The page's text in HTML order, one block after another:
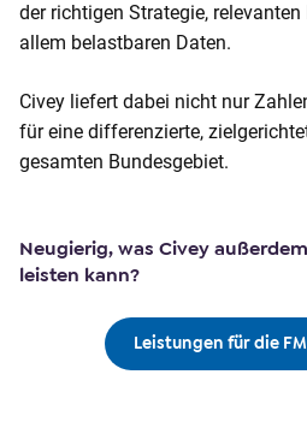
der richtigen Strategie,
allem belastbaren Daten.
Civey liefert dabei nicht nur
für eine differenzierte,
gesamten Bundesgebiet.
Neugierig, was Civey
leisten kann?
Leistungen für die